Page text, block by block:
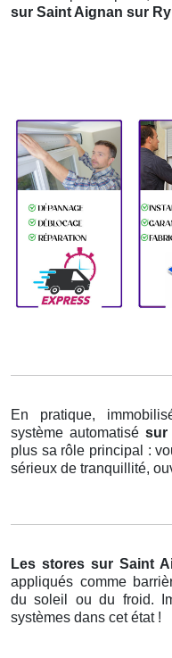
sur Saint Aignan sur Ry
En pratique,
système automatisé sur
plus sa rôle principal :
sérieux de tranquillité,
Les stores sur Saint
appliqués comme
du soleil ou du froid.
systèmes dans cet état !